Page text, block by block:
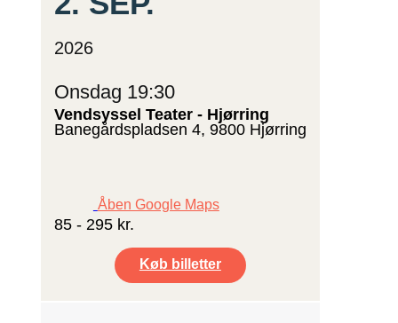
2026
Onsdag 19:30
Vendsyssel Teater - Hjørring
Banegårdspladsen 4, 9800 Hjørring
Åben Google Maps
85 - 295 kr.
Køb billetter